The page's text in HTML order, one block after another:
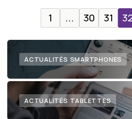
1 ... 30 31
ACTUALITÉS SMARTPHONES
ACTUALITÉS TABLETTES